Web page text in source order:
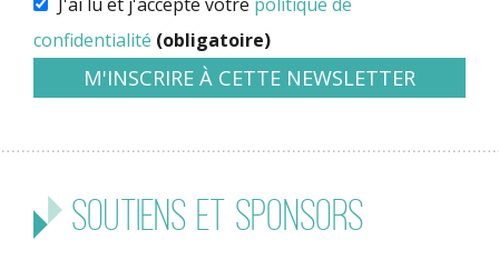
J'ai lu et j'accepte votre politique de
confidentialité (obligatoire)
Soutiens et sponsors